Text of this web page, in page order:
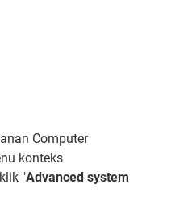
Computer
konteks
"Advanced system